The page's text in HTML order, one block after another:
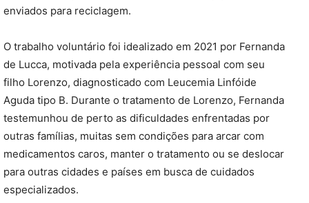
enviados para reciclagem.
O trabalho voluntário foi idealizado em 2021 por Fernanda
de Lucca, motivada pela experiência pessoal com seu
filho Lorenzo, diagnosticado com Leucemia Linfóide
Aguda tipo B. Durante o tratamento de Lorenzo, Fernanda
testemunhou de perto as dificuldades enfrentadas por
outras famílias, muitas sem condições para arcar com
medicamentos caros, manter o tratamento ou se deslocar
para outras cidades e países em busca de cuidados
especializados.